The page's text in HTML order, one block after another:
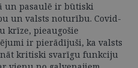
un pasaulē ir būtiski
un valsts noturību. Covid-
krīze, pieaugošie
ir pierādījuši, ka valsts
kritiski svarīgu funkciju